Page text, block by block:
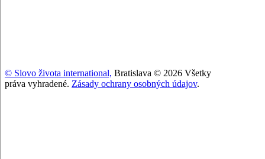
© Slovo života international, Bratislava © 2026 Všetky
práva vyhradené. Zásady ochrany osobných údajov.